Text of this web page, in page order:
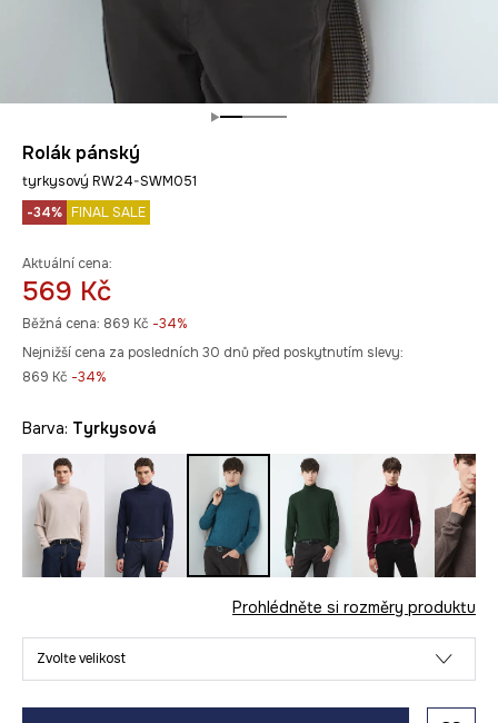
Rolák pánský
tyrkysový RW24-SWM051
-34% FINAL SALE
Aktuální cena:
569 Kč
Běžná cena: 869 Kč -34%
Nejnižší cena za posledních 30 dnů před poskytnutím slevy:
869 Kč -34%
Barva: tyrkysová
Prohlédněte si rozměry produktu
Zvolte velikost